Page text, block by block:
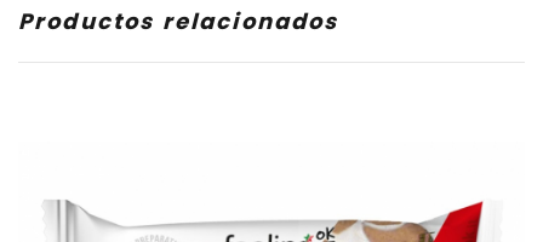
Productos relacionados